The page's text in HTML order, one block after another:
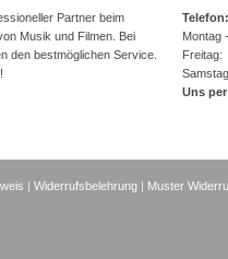
Partner beim
Musik und Filmen. Bei
den bestmöglichen Service.
Montag
Uns
|Widerrufsbelehrung | Muster